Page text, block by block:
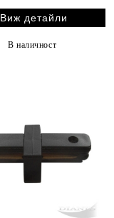
Виж детайли
В наличност